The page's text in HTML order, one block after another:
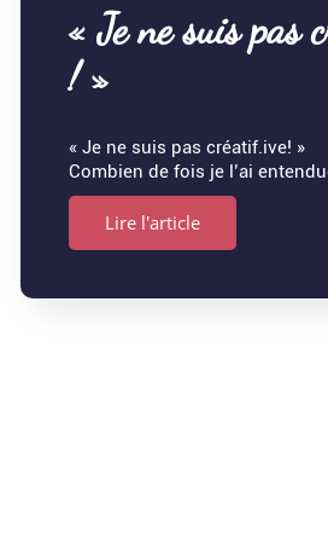
« Je ne suis pas
! »
« Je ne suis pas créatif.ive! »
Combien de fois je l’ai
Lire l'article